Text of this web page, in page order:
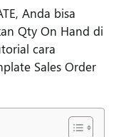
Anda bisa
Qty On Hand di
cara
Sales Order